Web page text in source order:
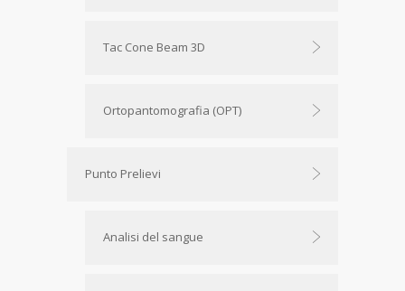
Tac Cone Beam 3D
Ortopantomografia (OPT)
Punto Prelievi
Analisi del sangue